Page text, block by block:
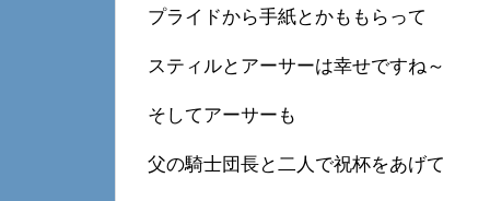
プライドから手紙とかももらって
スティルとアーサーは幸せですね～
そしてアーサーも
父の騎士団長と二人で祝杯をあげて